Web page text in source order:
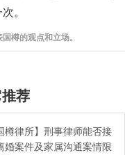
。
樽的观点和立场。
荐
樽律所】刑事律师能否接
婚案件及家属沟通案情限